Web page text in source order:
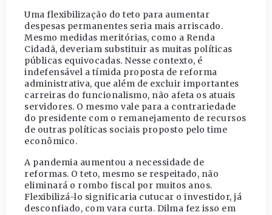
Uma flexibilização do teto para aumentar
despesas permanentes seria mais arriscado.
Mesmo medidas meritórias, como a Renda
Cidadã, deveriam substituir as muitas políticas
públicas equivocadas. Nesse contexto, é
indefensável a tímida proposta de reforma
administrativa, que além de excluir importantes
carreiras do funcionalismo, não afeta os atuais
servidores. O mesmo vale para a contrariedade
do presidente com o remanejamento de recursos
de outras políticas sociais proposto pelo time
econômico.
A pandemia aumentou a necessidade de
reformas. O teto, mesmo se respeitado, não
eliminará o rombo fiscal por muitos anos.
Flexibilizá-lo significaria cutucar o investidor, já
desconfiado, com vara curta. Dilma fez isso em